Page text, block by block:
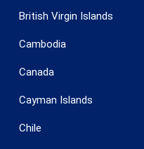
British Virgin Islands
Cambodia
Canada
Cayman Islands
Chile